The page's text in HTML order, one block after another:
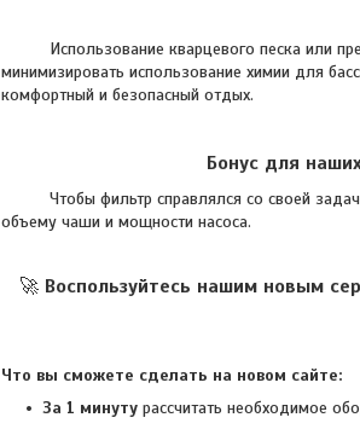
Использование кварцевого песка или
минимизировать использование химии для
комфортный и безопасный отдых.
Бонус для
Чтобы фильтр справлялся со своей
объему чаши и мощности насоса.
🚀 Воспользуйтесь нашим новым
Что вы сможете сделать на новом сайте:
За 1 минуту рассчитать необходимое